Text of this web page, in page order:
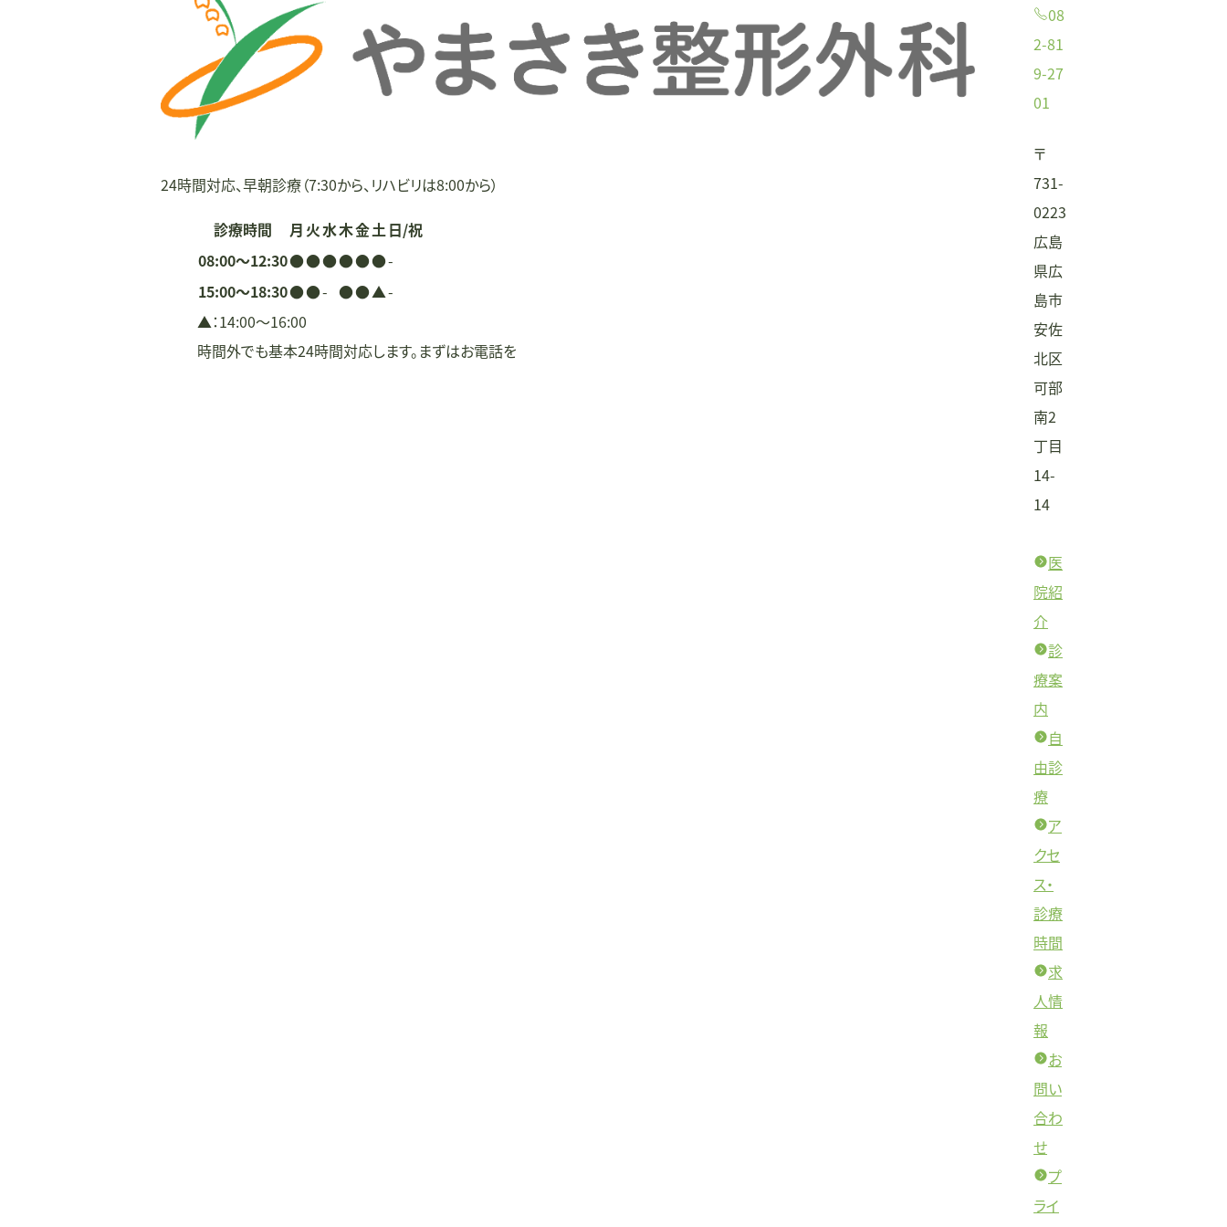
ー
シ
ン
24時間対応、早朝診療（7:30から、リハビリは8:00から）
診療時間 月 火水木金土日/祝
08:00〜12:30●●●●●●-
15:00〜18:30●●- ●●▲-
▲：14:00〜16:00
時間外でも基本24時間対応します。まずはお電話を
08
2-81
9-27
01
〒
731-
0223
広島
県広
島市
安佐
北区
可部
南2
丁目
14-
14
医
院紹
介
診
療案
内
自
由診
療
ア
クセ
ス・
診療
時間
求
人情
報
お
問い
合わ
せ
プ
ライ